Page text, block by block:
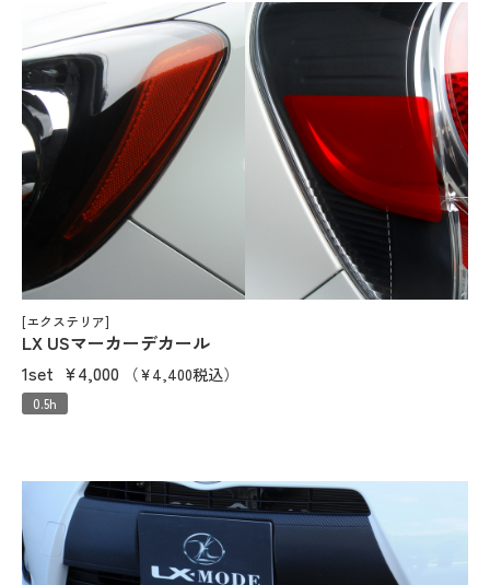
[エクステリア]
LX USマーカーデカール
1set ¥4,000 （¥4,400税込）
0.5h